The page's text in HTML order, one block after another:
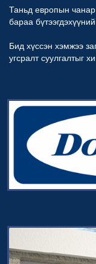
Таньд европын
бараа
Бид хүссэн хэмжээ
угсралт суулгалтыг